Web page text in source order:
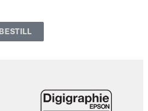
BESTILL